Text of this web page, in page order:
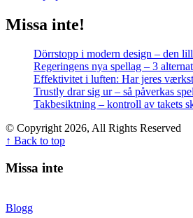
Missa inte!
Dörrstopp i modern design – den
Regeringens nya spellag – 3
Effektivitet i luften: Har jeres
Trustly drar sig ur – så påverkas
Takbesiktning – kontroll av takets
© Copyright 2026, All Rights Reserved
↑ Back to top
Missa inte
Blogg